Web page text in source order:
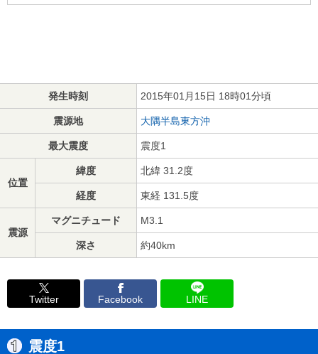
発生時刻 2015年01月15日 18時01分頃
震源地 大隅半島東方沖
最大震度 震度1
位置
緯度 北緯 31.2度
経度 東経 131.5度
震源
マグニチュード M3.1
深さ 約40km
Twitter Facebook LINE
震度1